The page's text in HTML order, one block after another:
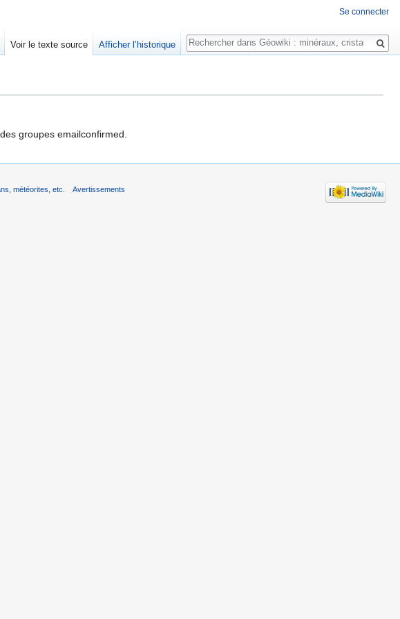
groupes emailconfirmed.
Se connecter
Voir le texte source Afficher l’historique
Rechercher
météorites, etc. Avertissements